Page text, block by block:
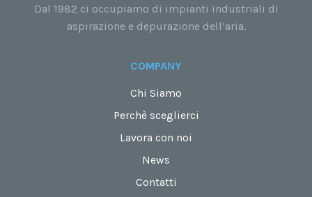
Dal 1982 ci occupiamo di impianti industriali di
aspirazione e depurazione dell’aria.
COMPANY
Chi Siamo
Perchè sceglierci
Lavora con noi
News
Contatti